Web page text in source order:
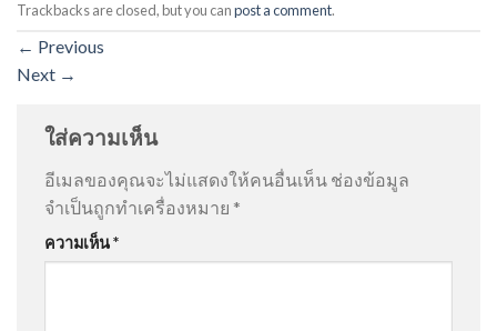
Trackbacks are closed, but you canpost a comment.
← Previous
Next →
ใส่ความเห็น
อีเมลของคุณจะไม่แสดงให้คนอื่นเห็น ช่องข้อมูล
จำเป็นถูกทำเครื่องหมาย *
ความเห็น*